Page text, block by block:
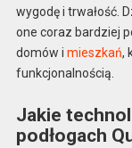
wygodę i trwałość.
one coraz bardziej
domów i mieszkań,
funkcjonalnością.
Jakie
podłogach